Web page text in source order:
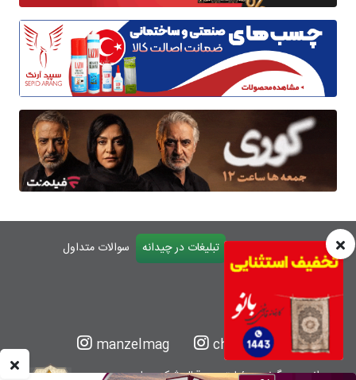
درباره چیدانه تبلیغات در چیدانه
سوالات متداول
ورود
chidaneh
manzelmag
چیدانه هیچ گونه مسئولیتی در قبال شرکت های